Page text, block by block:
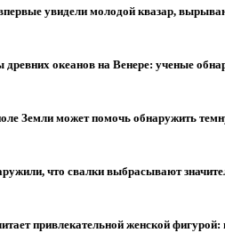
увидели молодой квазар,
древних океанов на Венере: ученые
Земли может помочь обнаружить
что свалки выбрасывают
привлекательной женской